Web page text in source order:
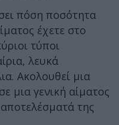
πόση ποσότητα
έχετε στο
τύποι
λευκά
Ακολουθεί μια
μια γενική αίματος
της